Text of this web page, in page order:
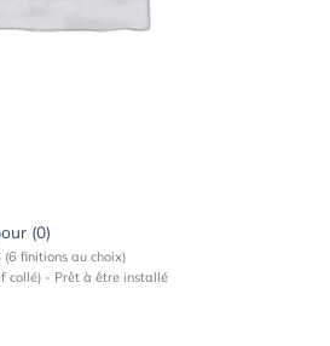
(0)
finitions au choix)
collé) - Prêt à être installé